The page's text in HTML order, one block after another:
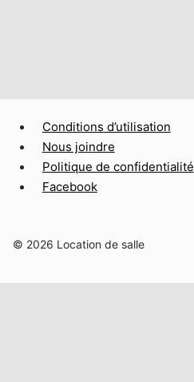
Conditions d’utilisation
Nous joindre
Politique de confidentialité
Facebook
© 2026 Location de salle